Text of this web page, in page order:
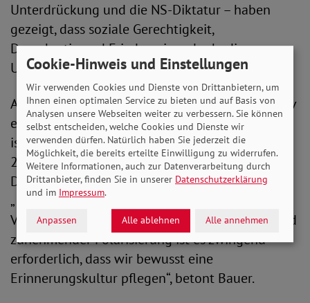
Unterdrückung und die NS-Diktatur – haben
gezeigt, dass soziale Gerechtigkeit,
Demokratie und Frieden einander bedingen.
Umso wichtiger ist es, diese Werte zu schützen.
Aufgrund der eigenen Erfahrungen und um aktiv
etwas zum Schutz der Demokratie beizutragen,
ist der Sozialverband Deutschland im Oktober
2019 der Arbeitsgemeinschaft „Orte der
Demokratiegeschichte“ beigetreten.
„Insbesondere in Zeiten von
Verschwörungstheorien, alternativen Fakten und
zunehmender Polarisierung ist es zwingend
erforderlich, dass wir bewusst eine
Erinnerungskultur pflegen“, betont Bauer.
Cookie-Hinweis und Einstellungen
Wir verwenden Cookies und Dienste von Drittanbietern, um
Ihnen einen optimalen Service zu bieten und auf Basis von
Analysen unsere Webseiten weiter zu verbessern. Sie können
selbst entscheiden, welche Cookies und Dienste wir
verwenden dürfen. Natürlich haben Sie jederzeit die
Möglichkeit, die bereits erteilte Einwilligung zu widerrufen.
Weitere Informationen, auch zur Datenverarbeitung durch
Drittanbieter, finden Sie in unserer Datenschutzerklärung
und im Impressum.
Anpassen Alle ablehnen Alle annehmen